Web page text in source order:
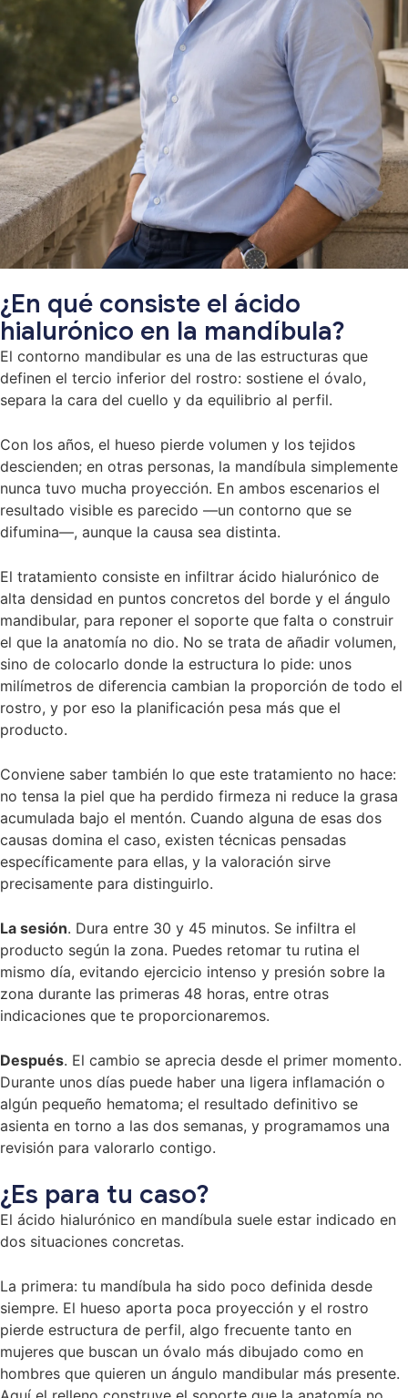
¿En qué consiste el ácido
hialurónico en la mandíbula?
El contorno mandibular es una de las estructuras que
definen el tercio inferior del rostro: sostiene el óvalo,
separa la cara del cuello y da equilibrio al perfil.
Con los años, el hueso pierde volumen y los tejidos
descienden; en otras personas, la mandíbula simplemente
nunca tuvo mucha proyección. En ambos escenarios el
resultado visible es parecido —un contorno que se
difumina—, aunque la causa sea distinta.
El tratamiento consiste en infiltrar ácido hialurónico de
alta densidad en puntos concretos del borde y el ángulo
mandibular, para reponer el soporte que falta o construir
el que la anatomía no dio. No se trata de añadir volumen,
sino de colocarlo donde la estructura lo pide: unos
milímetros de diferencia cambian la proporción de todo el
rostro, y por eso la planificación pesa más que el
producto.
Conviene saber también lo que este tratamiento no hace:
no tensa la piel que ha perdido firmeza ni reduce la grasa
acumulada bajo el mentón. Cuando alguna de esas dos
causas domina el caso, existen técnicas pensadas
específicamente para ellas, y la valoración sirve
precisamente para distinguirlo.
La sesión. Dura entre 30 y 45 minutos. Se infiltra el
producto según la zona. Puedes retomar tu rutina el
mismo día, evitando ejercicio intenso y presión sobre la
zona durante las primeras 48 horas, entre otras
indicaciones que te proporcionaremos.
Después. El cambio se aprecia desde el primer momento.
Durante unos días puede haber una ligera inflamación o
algún pequeño hematoma; el resultado definitivo se
asienta en torno a las dos semanas, y programamos una
revisión para valorarlo contigo.
¿Es para tu caso?
El ácido hialurónico en mandíbula suele estar indicado en
dos situaciones concretas.
La primera: tu mandíbula ha sido poco definida desde
siempre. El hueso aporta poca proyección y el rostro
pierde estructura de perfil, algo frecuente tanto en
mujeres que buscan un óvalo más dibujado como en
hombres que quieren un ángulo mandibular más presente.